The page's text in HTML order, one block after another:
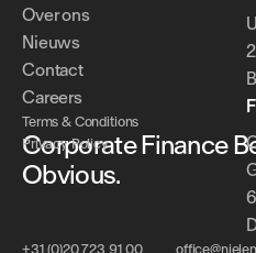
Corporate Finance
Obvious.
Over ons
Nieuws
Contact
Careers
Terms & Conditions
Privacy Policy
+31 (0)20 723 91 00